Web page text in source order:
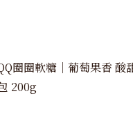
圈圈軟糖｜葡萄果香 酸
200g